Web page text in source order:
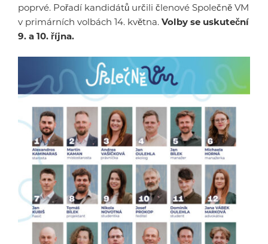
poprvé. Pořadí kandidátů určili členové Společně VM
v primárních volbách 14. května. Volby se uskuteční
9. a 10. října.